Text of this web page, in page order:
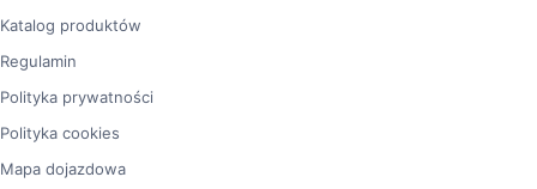
Katalog produktów
Regulamin
Polityka prywatności
Polityka cookies
Mapa dojazdowa